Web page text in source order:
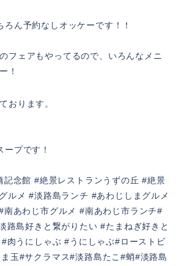
ん予約なしオッケーです！！
フェアもやってるので、いろんなメニ
！
おります。
プです！
記念館 #絶景レストランうずの丘 #絶景
ルメ #淡路島ランチ #あわじしまグルメ
南あわじ市グルメ #南あわじ市ランチ#
路島好きと繋がりたい #たまねぎ好きと
肉うにしゃぶ #うにしゃぶ#ローストビ
玉#サクラマス#淡路島たこ#蛸#淡路島